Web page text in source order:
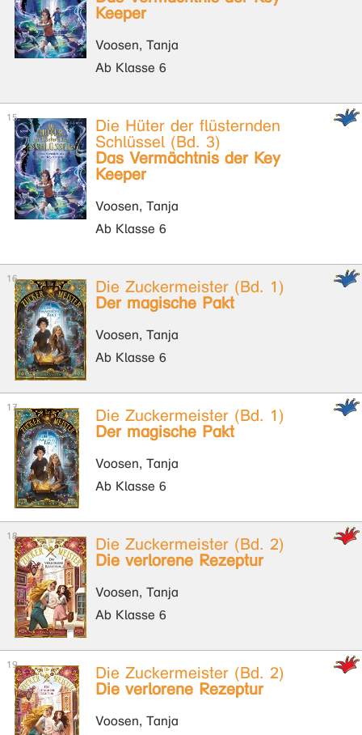
Keeper
Voosen, Tanja
Ab Klasse 6
Die Hüter der flüsternden
Schlüssel (Bd. 3)
Das Vermächtnis der Key
Keeper
Voosen, Tanja
Ab Klasse 6
Die Zuckermeister (Bd. 1)
Der magische Pakt
Voosen, Tanja
Ab Klasse 6
Die Zuckermeister (Bd. 1)
Der magische Pakt
Voosen, Tanja
Ab Klasse 6
Die Zuckermeister (Bd. 2)
Die verlorene Rezeptur
Voosen, Tanja
Ab Klasse 6
Die Zuckermeister (Bd. 2)
Die verlorene Rezeptur
Voosen, Tanja